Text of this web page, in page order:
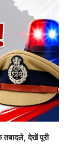
तबादले, देखें पूरी